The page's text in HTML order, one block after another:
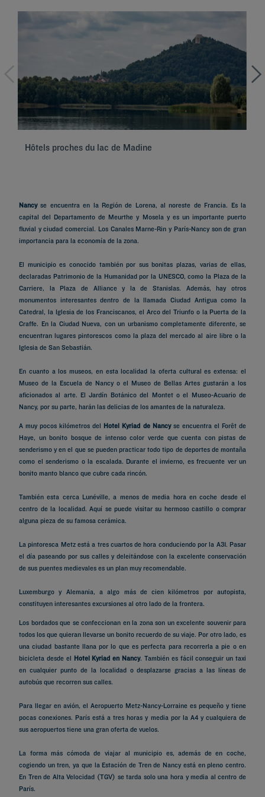
Hôtels proches du lac de Madine
Nancyse encuentra en la Región de Lorena, al noreste de Francia. Es la
capital del Departamento de Meurthe y Mosela y es un importante puerto
fluvial y ciudad comercial. Los Canales Marne-Rin y París-Nancy son de gran
importancia para la economía de la zona.
El municipio es conocido también por sus bonitas plazas, varias de ellas,
declaradas Patrimonio de la Humanidad por la UNESCO, como la Plaza de la
Carriere, la Plaza de Alliance y la de Stanislas. Además, hay otros
monumentos interesantes dentro de la llamada Ciudad Antigua como la
Catedral, la Iglesia de los Franciscanos, el Arco del Triunfo o la Puerta de la
Craffe. En la Ciudad Nueva, con un urbanismo completamente diferente, se
encuentran lugares pintorescos como la plaza del mercado al aire libre o la
Iglesia de San Sebastián.
En cuanto a los museos, en esta localidad la oferta cultural es extensa: el
Museo de la Escuela de Nancy o el Museo de Bellas Artes gustarán a los
aficionados al arte. El Jardín Botánico del Montet o el Museo-Acuario de
Nancy, por su parte, harán las delicias de los amantes de la naturaleza.
A muy pocos kilómetros del Hotel Kyriad de Nancyse encuentra el Forêt de
Haye, un bonito bosque de intenso color verde que cuenta con pistas de
senderismo y en el que se pueden practicar todo tipo de deportes de montaña
como el senderismo o la escalada. Durante el invierno, es frecuente ver un
bonito manto blanco que cubre cada rincón.
También esta cerca Lunéville, a menos de media hora en coche desde el
centro de la localidad. Aquí se puede visitar su hermoso castillo o comprar
alguna pieza de su famosa cerámica.
La pintoresca Metz está a tres cuartos de hora conduciendo por la A31. Pasar
el día paseando por sus calles y deleitándose con la excelente conservación
de sus puentes medievales es un plan muy recomendable.
Luxemburgo y Alemania, a algo más de cien kilómetros por autopista,
constituyen interesantes excursiones al otro lado de la frontera.
Los bordados que se confeccionan en la zona son un excelente souvenir para
todos los que quieran llevarse un bonito recuerdo de su viaje. Por otro lado, es
una ciudad bastante llana por lo que es perfecta para recorrerla a pie o en
bicicleta desde el Hotel Kyriad en Nancy. También es fácil conseguir un taxi
en cualquier punto de la localidad o desplazarse gracias a las líneas de
autobús que recorren sus calles.
Para llegar en avión, el Aeropuerto Metz-Nancy-Lorraine es pequeño y tiene
pocas conexiones. París está a tres horas y media por la A4 y cualquiera de
sus aeropuertos tiene una gran oferta de vuelos.
La forma más cómoda de viajar al municipio es, además de en coche,
cogiendo un tren, ya que la Estación de Tren de Nancy está en pleno centro.
En Tren de Alta Velocidad (TGV) se tarda solo una hora y media al centro de
París.